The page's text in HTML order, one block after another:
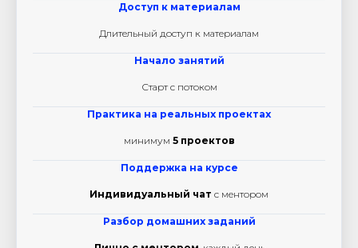
Доступ к материалам
Длительный доступ к материалам
Начало занятий
Старт с потоком
Практика на реальных проектах
минимум 5 проектов
Поддержка на курсе
Индивидуальный чат с ментором
Разбор домашних заданий